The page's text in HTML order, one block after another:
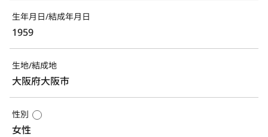
生年月日/結成年月日
1959
生地/結成地
大阪府大阪市
性別
女性